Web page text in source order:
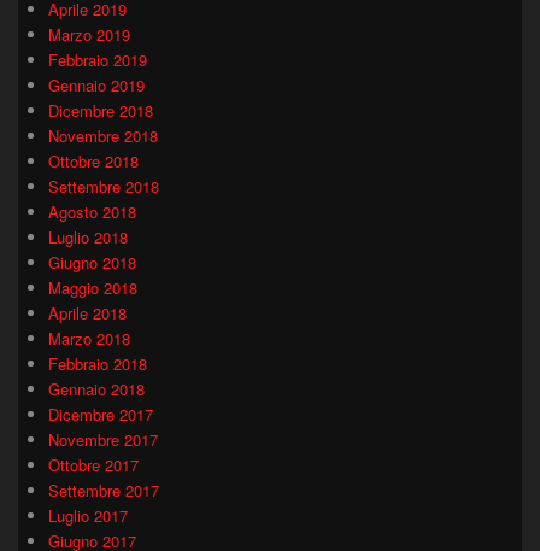
Aprile 2019
Marzo 2019
Febbraio 2019
Gennaio 2019
Dicembre 2018
Novembre 2018
Ottobre 2018
Settembre 2018
Agosto 2018
Luglio 2018
Giugno 2018
Maggio 2018
Aprile 2018
Marzo 2018
Febbraio 2018
Gennaio 2018
Dicembre 2017
Novembre 2017
Ottobre 2017
Settembre 2017
Luglio 2017
Giugno 2017